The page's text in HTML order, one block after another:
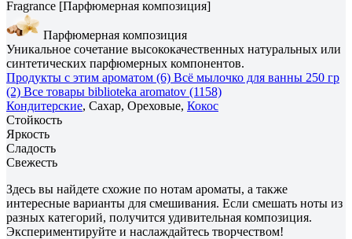
Fragrance [Парфюмерная композиция]
Парфюмерная композиция
Уникальное сочетание высококачественных натуральных или
синтетических парфюмерных компонентов.
Продукты с этим ароматом (6) Всё мылочко для ванны 250 гр
(2) Все товары biblioteka aromatov (1158)
Кондитерские, Сахар, Ореховые, Кокос
Стойкость
Яркость
Сладость
Свежесть
Здесь вы найдете схожие по нотам ароматы, а также
интересные варианты для смешивания. Если смешать ноты из
разных категорий, получится удивительная композиция.
Экспериментируйте и наслаждайтесь творчеством!